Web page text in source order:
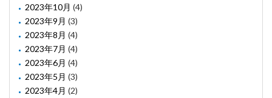
2023年10月 (4)
2023年9月 (3)
2023年8月 (4)
2023年7月 (4)
2023年6月 (4)
2023年5月 (3)
2023年4月 (2)